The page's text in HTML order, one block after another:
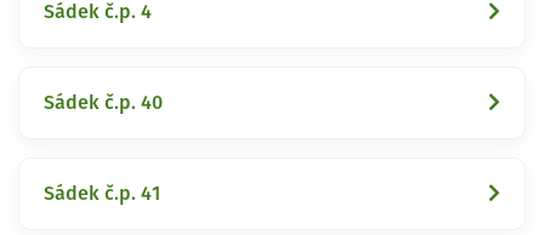
Sádek č.p. 4
Sádek č.p. 40
Sádek č.p. 41